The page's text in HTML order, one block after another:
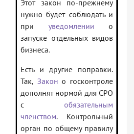
Этот закон по-прежнему
нужно будет соблюдать и
при уведомлении о
запуске отдельных видов
бизнеса.
Есть и другие поправки.
Так, Закон о госконтроле
дополнят нормой для СРО
с обязательным
членством. Контрольный
орган по общему правилу